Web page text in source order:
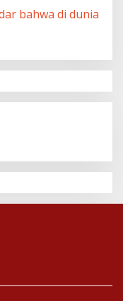
bahwa di dunia